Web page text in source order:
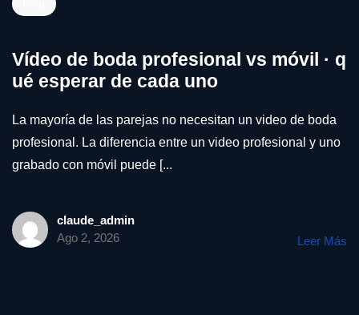
Vídeo de boda profesional vs móvil · q
ué esperar de cada uno
La mayoría de las parejas no necesitan un video de boda
profesional. La diferencia entre un video profesional y uno
grabado con móvil puede [...
claude_admin
Ago 2, 2026
Leer Más